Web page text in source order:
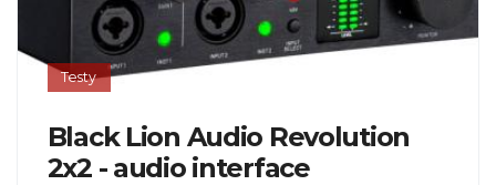
Testy
Black Lion Audio Revolution
2x2 - audio interface